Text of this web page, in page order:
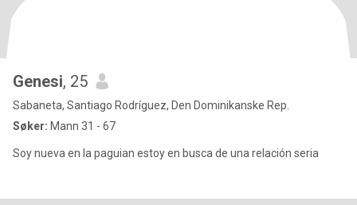
Genesi, 25
Sabaneta, Santiago Rodríguez, Den Dominikanske Rep.
Søker: Mann 31 - 67
Soy nueva en la paguian estoy en busca de una relación seria